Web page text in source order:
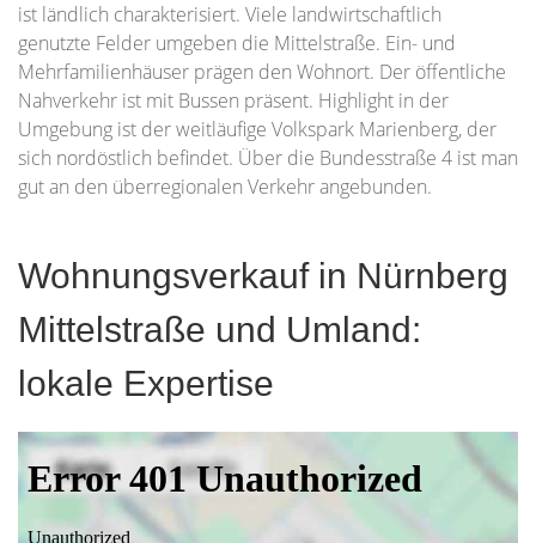
ist ländlich charakterisiert. Viele landwirtschaftlich
genutzte Felder umgeben die Mittelstraße. Ein- und
Mehrfamilienhäuser prägen den Wohnort. Der öffentliche
Nahverkehr ist mit Bussen präsent. Highlight in der
Umgebung ist der weitläufige Volkspark Marienberg, der
sich nordöstlich befindet. Über die Bundesstraße 4 ist man
gut an den überregionalen Verkehr angebunden.
Wohnungsverkauf in Nürnberg
Mittelstraße und Umland:
lokale Expertise